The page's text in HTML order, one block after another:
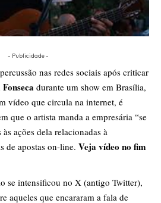
- Publicidade -
nas redes sociais após criticar
durante um show em Brasília,
vídeo que circula na internet, é
que o artista manda a empresária “se
ações dela relacionadas à
de apostas on-line. Veja vídeo no fim
se intensificou no X (antigo Twitter),
aqueles que encararam a fala de